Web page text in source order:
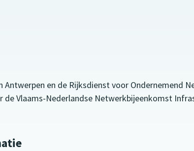
Antwerpen en de Rijksdienst voor Ondernemend
de Vlaams-Nederlandse Netwerkbijeenkomst